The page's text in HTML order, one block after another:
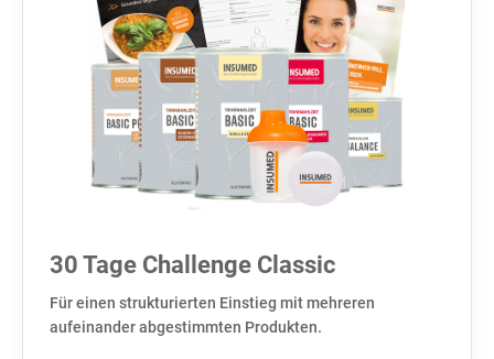
30 Tage Challenge Classic
Für einen strukturierten Einstieg mit mehreren
aufeinander abgestimmten Produkten.